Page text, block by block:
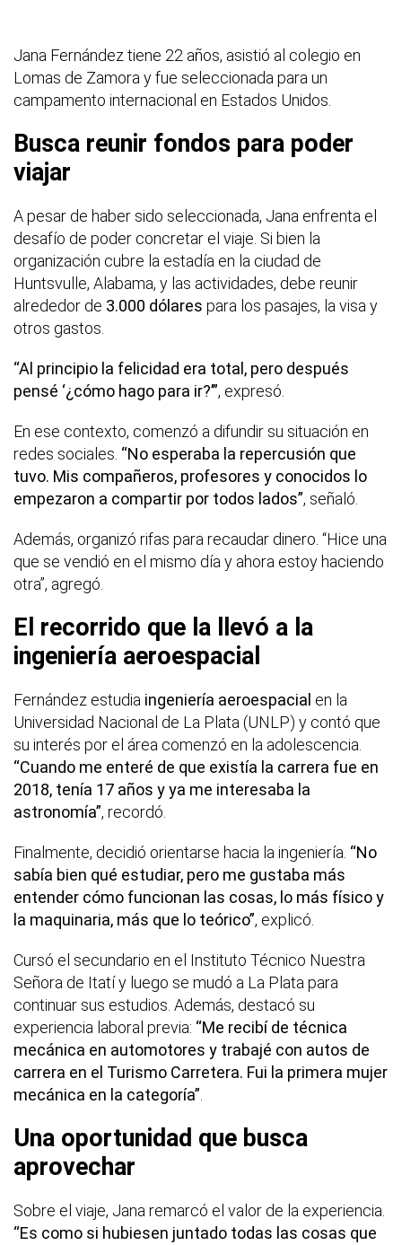
Jana Fernández tiene 22 años, asistió al colegio en
Lomas de Zamora y fue seleccionada para un
campamento internacional en Estados Unidos.
Busca reunir fondos para poder
viajar
A pesar de haber sido seleccionada, Jana enfrenta el
desafío de poder concretar el viaje. Si bien la
organización cubre la estadía en la ciudad de
Huntsvulle, Alabama, y las actividades, debe reunir
alrededor de 3.000 dólares para los pasajes, la visa y
otros gastos.
“Al principio la felicidad era total, pero después
pensé ‘¿cómo hago para ir?’”, expresó.
En ese contexto, comenzó a difundir su situación en
redes sociales. “No esperaba la repercusión que
tuvo. Mis compañeros, profesores y conocidos lo
empezaron a compartir por todos lados”, señaló.
Además, organizó rifas para recaudar dinero. “Hice una
que se vendió en el mismo día y ahora estoy haciendo
otra”, agregó.
El recorrido que la llevó a la
ingeniería aeroespacial
Fernández estudia ingeniería aeroespacial en la
Universidad Nacional de La Plata (UNLP) y contó que
su interés por el área comenzó en la adolescencia.
“Cuando me enteré de que existía la carrera fue en
2018, tenía 17 años y ya me interesaba la
astronomía”, recordó.
Finalmente, decidió orientarse hacia la ingeniería. “No
sabía bien qué estudiar, pero me gustaba más
entender cómo funcionan las cosas, lo más físico y
la maquinaria, más que lo teórico”, explicó.
Cursó el secundario en el Instituto Técnico Nuestra
Señora de Itatí y luego se mudó a La Plata para
continuar sus estudios. Además, destacó su
experiencia laboral previa: “Me recibí de técnica
mecánica en automotores y trabajé con autos de
carrera en el Turismo Carretera. Fui la primera mujer
mecánica en la categoría”
Una oportunidad que busca
aprovechar
Sobre el viaje, Jana remarcó el valor de la experiencia.
“Es como si hubiesen juntado todas las cosas que